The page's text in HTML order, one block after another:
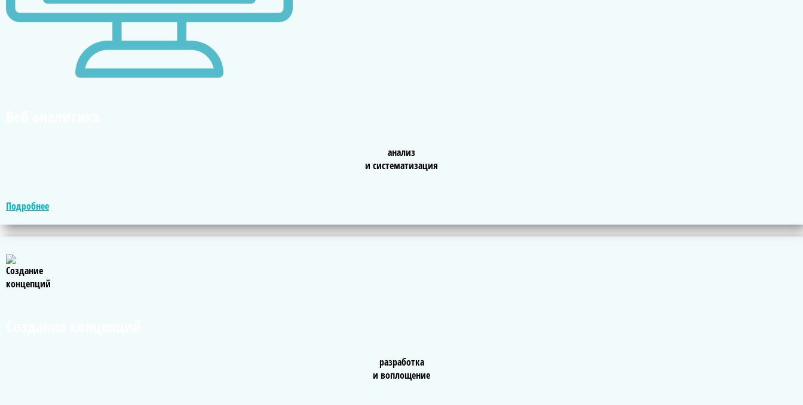
анализ
и систематизация
Подробнее
разработка
и воплощение